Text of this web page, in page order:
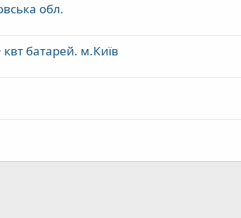
обл.
батарей. м.Київ